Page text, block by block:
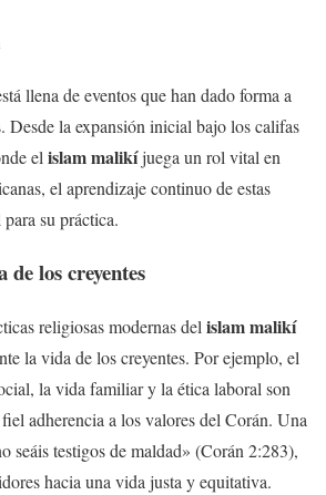
llena de eventos que han dado forma a
Desde la expansión inicial bajo los califas
el islam malikíjuega un rol vital en
el aprendizaje continuo de estas
su práctica.
los creyentes
religiosas modernas del islam malikí
la vida de los creyentes. Por ejemplo, el
la vida familiar y la ética laboral son
adherencia a los valores del Corán. Una
seáis testigos de maldad» (Corán 2:283),
hacia una vida justa y equitativa.